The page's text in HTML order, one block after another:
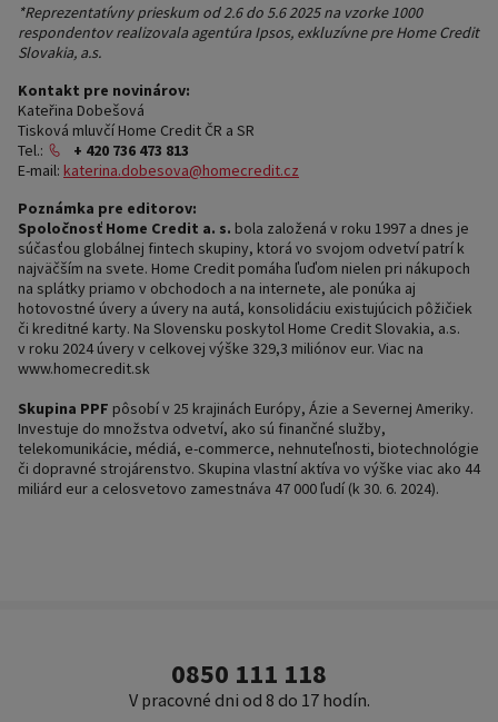
*Reprezentatívny prieskum od 2.6 do 5.6 2025 na vzorke 1000
respondentov realizovala agentúra Ipsos, exkluzívne pre Home Credit
Slovakia, a.s.
Kontakt pre novinárov:
Kateřina Dobešová
Tisková mluvčí Home Credit ČR a SR
Tel.:
+ 420 736 473 813
E-mail: katerina.dobesova@homecredit.cz
Poznámka pre editorov:
Spoločnosť Home Credit a. s. bola založená v roku 1997 a dnes je
súčasťou globálnej fintech skupiny, ktorá vo svojom odvetví patrí k
najväčším na svete. Home Credit pomáha ľuďom nielen pri nákupoch
na splátky priamo v obchodoch a na internete, ale ponúka aj
hotovostné úvery a úvery na autá, konsolidáciu existujúcich pôžičiek
či kreditné karty. Na Slovensku poskytol Home Credit Slovakia, a.s.
v roku 2024 úvery v celkovej výške 329,3 miliónov eur. Viac na
www.homecredit.sk
Skupina PPF pôsobí v 25 krajinách Európy, Ázie a Severnej Ameriky.
Investuje do množstva odvetví, ako sú finančné služby,
telekomunikácie, médiá, e-commerce, nehnuteľnosti, biotechnológie
či dopravné strojárenstvo. Skupina vlastní aktíva vo výške viac ako 44
miliárd eur a celosvetovo zamestnáva 47 000 ľudí (k 30. 6. 2024).
0850 111 118
V pracovné dni od 8 do 17 hodín.